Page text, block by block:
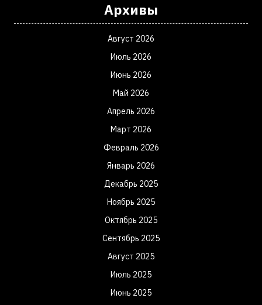
Архивы
Август 2026
Июль 2026
Июнь 2026
Май 2026
Апрель 2026
Март 2026
Февраль 2026
Январь 2026
Декабрь 2025
Ноябрь 2025
Октябрь 2025
Сентябрь 2025
Август 2025
Июль 2025
Июнь 2025